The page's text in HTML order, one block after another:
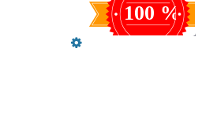
100 %